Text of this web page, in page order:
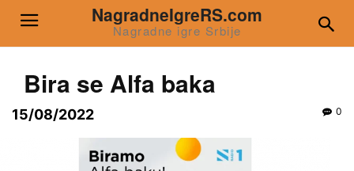
NagradneIgreRS.com
Nagradne igre Srbije
Bira se Alfa baka
15/08/2022 0